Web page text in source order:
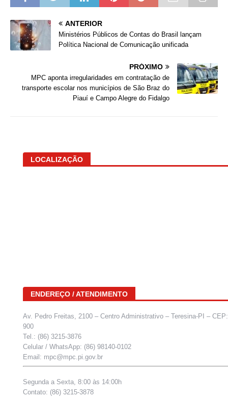
ANTERIOR
Ministérios Públicos de Contas do Brasil lançam
Política Nacional de Comunicação unificada
PRÓXIMO
MPC aponta irregularidades em contratação de
transporte escolar nos municípios de São Braz do
Piauí e Campo Alegre do Fidalgo
LOCALIZAÇÃO
ENDEREÇO / ATENDIMENTO
Av. Pedro Freitas, 2100 – Centro Administrativo – Teresina-PI –
900
Tel.: (86) 3215-3876
Celular / WhatsApp: (86) 98140-0102
Email: mpc@mpc.pi.gov.br
Segunda a Sexta, 8:00 às 14:00h
Contato: (86) 3215-3878